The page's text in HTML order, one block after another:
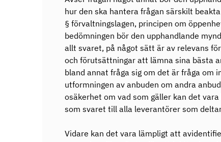
hur den ska hantera frågan särskilt
§ förvaltningslagen, principen om
bedömningen bör den upphandlande
allt svaret, på något sätt är av relevans
och förutsättningar att lämna sina bästa
bland annat fråga sig om det är fråga om
utformningen av anbuden om andra
osäkerhet om vad som gäller kan det
som svaret till alla leverantörer som
Vidare kan det vara lämpligt att